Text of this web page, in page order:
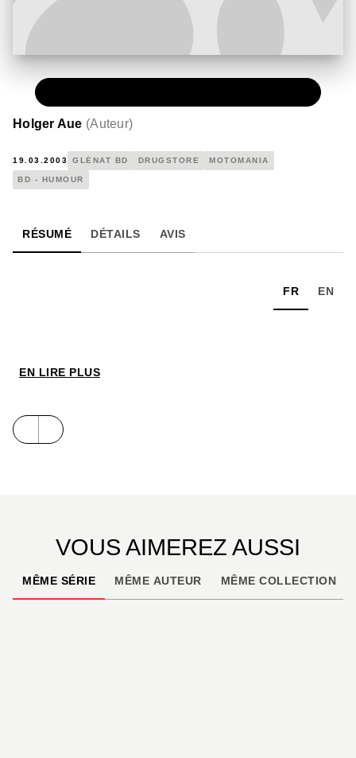
Holger Aue (Auteur)
19.03.2003 GLÉNAT BD DRUGSTORE MOTOMANIA
BD - HUMOUR
RÉSUMÉ DÉTAILS AVIS
FR EN
EN LIRE PLUS
VOUS AIMEREZ AUSSI
MÊME SÉRIE MÊME AUTEUR MÊME COLLECTION